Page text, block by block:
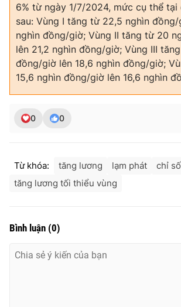
6% từ ngày 1/7/2024, mức cụ thể tại
sau: Vùng I tăng từ 22,5 nghìn
nghìn đồng/giờ; Vùng II tăng từ 20
lên 21,2 nghìn đồng/giờ; Vùng III
đồng/giờ lên 18,6 nghìn đồng/giờ;
15,6 nghìn đồng/giờ lên 16,6 nghìn
0 0
Từ khóa: tăng lương lạm phát
chỉ
tăng lương tối thiểu vùng
Bình luận (0)